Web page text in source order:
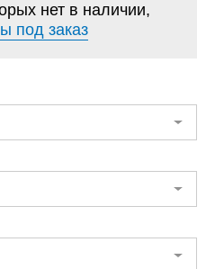
нет в наличии,
под заказ